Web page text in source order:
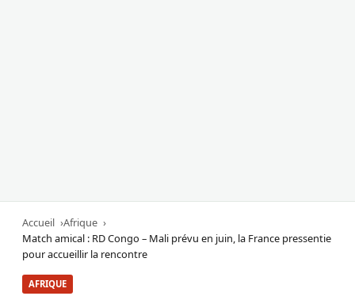
Accueil
Afrique
Match amical : RD Congo – Mali prévu en juin, la France pressentie
pour accueillir la rencontre
AFRIQUE